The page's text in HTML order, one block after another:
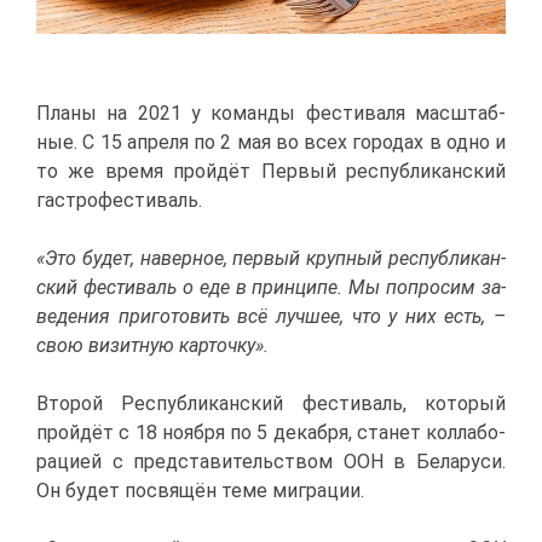
Пла­ны на 2021 у ко­ман­ды фе­сти­ва­ля мас­штаб­
ные. С 15 ап­ре­ля по 2 мая во всех го­ро­дах в од­но и
то же вре­мя прой­дёт Пер­вый рес­пуб­ли­кан­ский
га­стро­фе­сти­валь.
«Это бу­дет, на­вер­ное, пер­вый круп­ный рес­пуб­ли­кан­
ский фе­сти­валь о еде в прин­ци­пе. Мы по­про­сим за­
ве­де­ния при­го­то­вить всё луч­шее, что у них есть, –
свою ви­зит­ную кар­точ­ку».
Вто­рой Рес­пуб­ли­кан­ский фе­сти­валь, ко­то­рый
прой­дёт с 18 но­яб­ря по 5 де­каб­ря, ста­нет кол­ла­бо­
ра­ци­ей с пред­ста­ви­тель­ством ООН в Бе­ла­ру­си.
Он бу­дет по­свя­щён те­ме ми­гра­ции.